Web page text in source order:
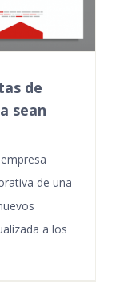
de
sean
de una
a los